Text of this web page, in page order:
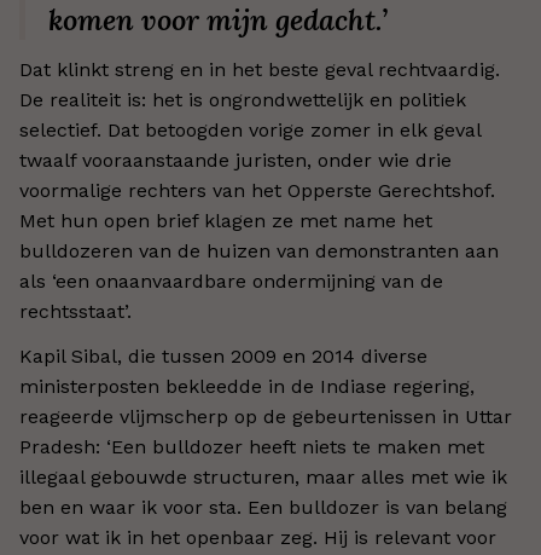
komen voor mijn gedacht.’
Dat klinkt streng en in het beste geval rechtvaardig.
De realiteit is: het is ongrondwettelijk en politiek
selectief. Dat betoogden vorige zomer in elk geval
twaalf vooraanstaande juristen, onder wie drie
voormalige rechters van het Opperste Gerechtshof.
Met hun open brief klagen ze met name het
bulldozeren van de huizen van demonstranten aan
als ‘een onaanvaardbare ondermijning van de
rechtsstaat’.
Kapil Sibal, die tussen 2009 en 2014 diverse
ministerposten bekleedde in de Indiase regering,
reageerde vlijmscherp op de gebeurtenissen in Uttar
Pradesh: ‘Een bulldozer heeft niets te maken met
illegaal gebouwde structuren, maar alles met wie ik
ben en waar ik voor sta. Een bulldozer is van belang
voor wat ik in het openbaar zeg. Hij is relevant voor